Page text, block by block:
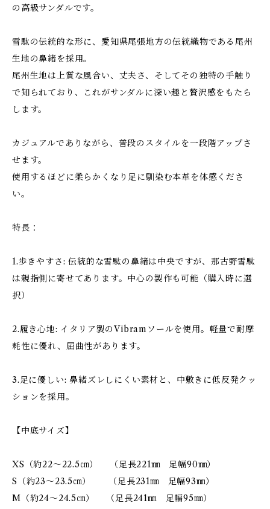
の高級サンダルです。
雪駄の伝統的な形に、愛知県尾張地方の伝統織物である尾州
生地の鼻緒を採用。
尾州生地は上質な風合い、丈夫さ、そしてその独特の手触り
で知られており、これがサンダルに深い趣と贅沢感をもたら
します。
カジュアルでありながら、普段のスタイルを一段階アップさ
せます。
使用するほどに柔らかくなり足に馴染む本革を体感くださ
い。
特長：
1.歩きやすさ: 伝統的な雪駄の鼻緒は中央ですが、那古野雪駄
は親指側に寄せてあります。中心の製作も可能（購入時に選
択）
2.履き心地: イタリア製のVibramソールを使用。軽量で耐摩
耗性に優れ、屈曲性があります。
3.足に優しい: 鼻緒ズレしにくい素材と、中敷きに低反発クッ
ションを採用。
【中底サイズ】
XS（約22～22.5㎝） （足長221㎜ 足幅90㎜）
S（約23～23.5㎝） （足長231㎜ 足幅93㎜）
M（約24～24.5㎝） （足長241㎜ 足幅95㎜）